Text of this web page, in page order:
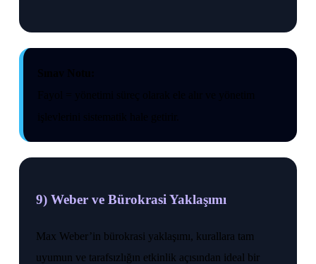
9) Weber ve Bürokrasi Yaklaşımı
Max Weber’in bürokrasi yaklaşımı, kurallara tam
uyumun ve tarafsızlığın etkinlik açısından ideal bir